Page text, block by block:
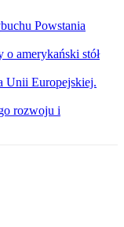
Powstania
amerykański stół
Unii Europejskiej.
rozwoju i